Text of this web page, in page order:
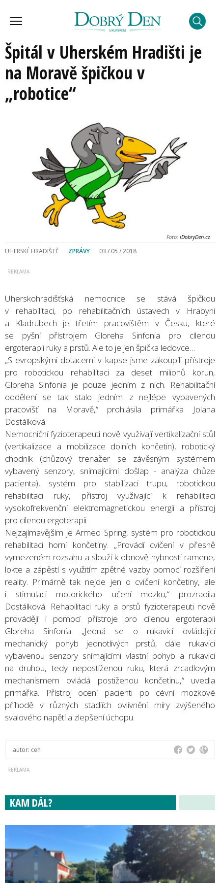
Špitál v Uherském Hradišti je
na Moravě špičkou v
„robotice“
Foto: iDobryDen.cz
UHERSKÉ HRADIŠTĚ ZPRÁVY 03 / 05 / 2018
Uherskohradišťská nemocnice se stává špičkou
v rehabilitaci, po rehabilitačních ústavech v Hrabyni
a Kladrubech je třetím pracovištěm v Česku, které
se pyšní přístrojem Gloreha Sinfonia pro cílenou
ergoterapii ruky a prstů. Ale to je jen špička ledovce…
„S evropskými dotacemi v kapse jsme zakoupili přístroje
pro robotickou rehabilitaci za deset milionů korun,
Gloreha Sinfonia je pouze jedním z nich. Rehabilitační
oddělení se tak stalo jedním z nejlépe vybavených
pracovišť na Moravě,“ prohlásila primářka Jolana
Dostálková.
Nemocniční fyzioterapeuti nově využívají vertikalizační stůl
(vertikalizace a mobilizace dolních končetin), robotický
chodník (chůzový trenažer se závěsným systémem
vybavený senzory, snímajícími došlap - analýza chůze
pacienta), systém pro stabilizaci trupu, robotickou
rehabilitaci ruky, přístroj využívající k rehabilitaci
vysokofrekvenční elektromagnetickou energii a přístroj
pro cílenou ergoterapii.
Nejzajímavějším je Armeo Spring, systém pro robotickou
rehabilitaci horní končetiny. „Provádí cvičení v přesně
vymezeném rozsahu a slouží k obnově hybnosti ramene,
lokte a zápěstí s využitím zpětné vazby pomocí rozšíření
reality. Primárně tak nejde jen o cvičení končetiny, ale
i stimulaci motorického učení mozku,“ prozradila
Dostálková. Rehabilitaci ruky a prstů fyzioterapeuti nově
provádějí i pomocí přístroje pro cílenou ergoterapii
Gloreha Sinfonia. „Jedná se o rukavici ovládající
mechanický pohyb jednotlivých prstů, dále rukavici
vybavenou senzory snímajícími vlastní pohyb a rukavici
na druhou, tedy nepostiženou ruku, která zrcadlovým
mechanismem ovládá postiženou končetinu,“ uvedla
primářka. Přístroj ocení pacienti po cévní mozkové
příhodě v různých stadiích ovlivnění míry zvýšeného
svalového napětí a zlepšení úchopu.
autor: ceh
KAM DÁL?